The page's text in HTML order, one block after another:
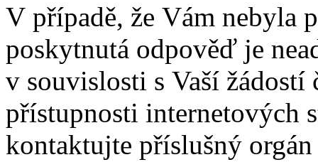
V případě, že Vám nebyla
poskytnutá odpověď je
v souvislosti s Vaší žádostí
přístupnosti internetových
kontaktujte příslušný